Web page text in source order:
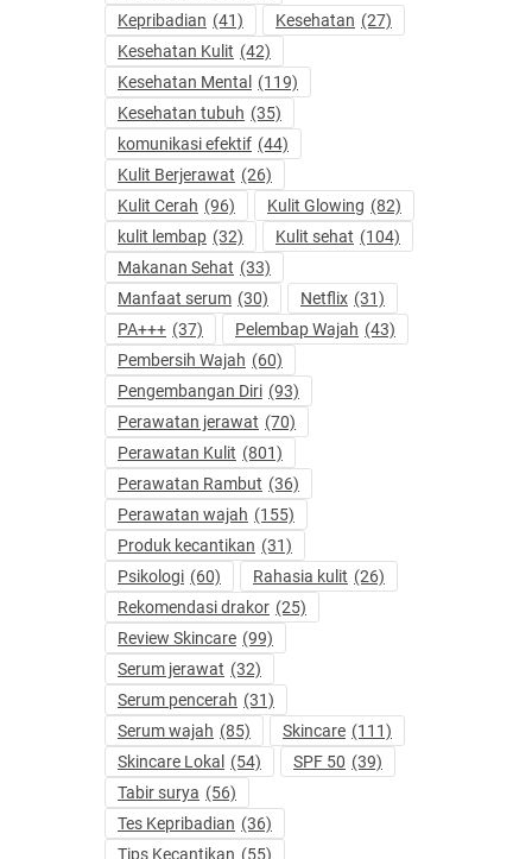
Kepribadian (41) Kesehatan (27)
Kesehatan Kulit (42)
Kesehatan Mental
(119)
Kesehatan tubuh (35)
komunikasi efektif (44)
Kulit Berjerawat (26)
Kulit Cerah (96) Kulit Glowing (82)
kulit lembap (32) Kulit sehat (104)
Makanan Sehat (33)
Manfaat serum (30) Netflix (31)
PA+++ (37) Pelembap Wajah (43)
Pembersih Wajah (60)
Pengembangan Diri (93)
Perawatan jerawat (70)
Perawatan Kulit (801)
Perawatan Rambut (36)
Perawatan wajah (155)
Produk kecantikan (31)
Psikologi (60) Rahasia kulit (26)
Rekomendasi drakor (25)
Review Skincare (99)
Serum jerawat (32)
Serum pencerah (31)
Serum wajah (85) Skincare (111)
Skincare Lokal
(54) SPF 50 (39)
Tabir surya (56)
Tes Kepribadian (36)
Tips Kecantikan (55)